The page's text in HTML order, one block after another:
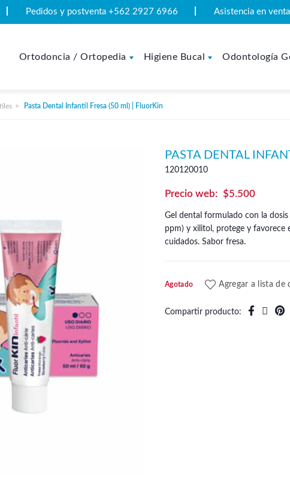
Pedidos y postventa +562 2927 6966 Asistencia en
Ortodoncia / Ortopedia Higiene Bucal Odontología
Pasta Dental Infantil Fresa (50 ml) | FluorKin
PASTA DENTAL
120120010
$5.500
Gel dental formulado con la
ppm) y xilitol, protege y favorece
cuidados. Sabor fresa.
Agotado Agregar a lista de
Compartir producto